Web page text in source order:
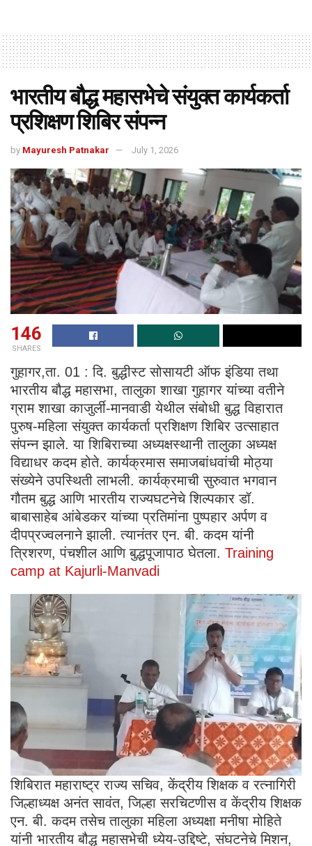
भारतीय बौद्ध महासभेचे संयुक्त कार्यकर्ता
प्रशिक्षण शिबिर संपन्न
by Mayuresh Patnakar July 1, 2026
146
SHARES
गुहागर,ता. 01 : दि. बुद्धीस्ट सोसायटी ऑफ इंडिया तथा
भारतीय बौद्ध महासभा, तालुका शाखा गुहागर यांच्या वतीने
ग्राम शाखा काजुर्ली-मानवाडी येथील संबोधी बुद्ध विहारात
पुरुष-महिला संयुक्त कार्यकर्ता प्रशिक्षण शिबिर उत्साहात
संपन्न झाले. या शिबिराच्या अध्यक्षस्थानी तालुका अध्यक्ष
विद्याधर कदम होते. कार्यक्रमास समाजबांधवांची मोठ्या
संख्येने उपस्थिती लाभली. कार्यक्रमाची सुरुवात भगवान
गौतम बुद्ध आणि भारतीय राज्यघटनेचे शिल्पकार डॉ.
बाबासाहेब आंबेडकर यांच्या प्रतिमांना पुष्पहार अर्पण व
दीपप्रज्वलनाने झाली. त्यानंतर एन. बी. कदम यांनी
त्रिशरण, पंचशील आणि बुद्धपूजापाठ घेतला. Training
camp at Kajurli-Manvadi
शिबिरात महाराष्ट्र राज्य सचिव, केंद्रीय शिक्षक व रत्नागिरी
जिल्हाध्यक्ष अनंत सावंत, जिल्हा सरचिटणीस व केंद्रीय शिक्षक
एन. बी. कदम तसेच तालुका महिला अध्यक्षा मनीषा मोहिते
यांनी भारतीय बौद्ध महासभेची ध्येय-उद्दिष्टे, संघटनेचे मिशन,